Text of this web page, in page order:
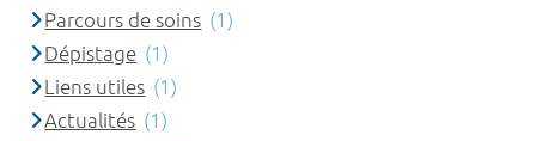
Parcours de soins (1)
Dépistage (1)
Liens utiles (1)
Actualités (1)